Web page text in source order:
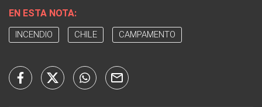
EN ESTA NOTA:
INCENDIO CHILE CAMPAMENTO